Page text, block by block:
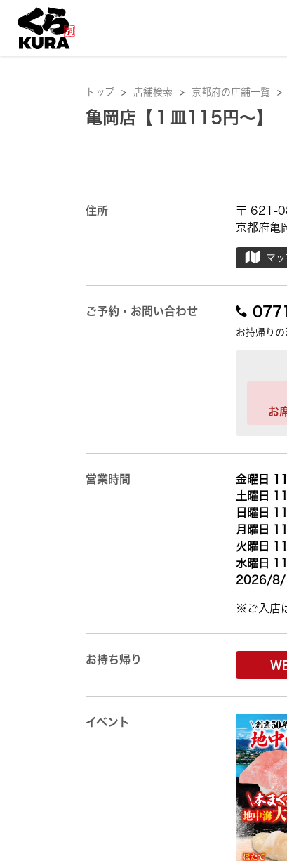
トップ > 店舗検索 > 京都府の店舗一覧 >
亀岡店【１皿115円～】
住所
〒 621-
京都府亀
マ
ご予約・お問い合わせ
お持帰りの
お
営業時間
金曜日
土曜日
日曜日
月曜日
火曜日
水曜日
2026/8/
※ご入店
お持ち帰り
イベント